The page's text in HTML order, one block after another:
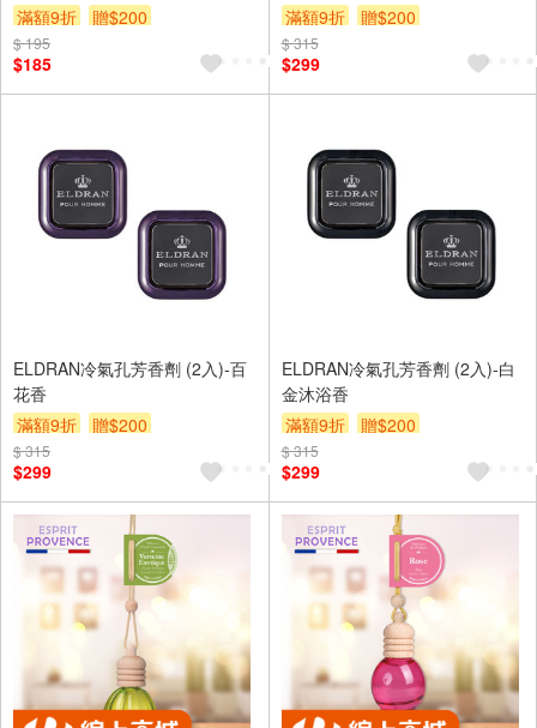
滿額9折
贈$200
$ 195
$185
滿額9折
贈$200
$ 315
$299
ELDRAN冷氣孔芳香劑 (2入)-百
花香
滿額9折
贈$200
$ 315
$299
ELDRAN冷氣孔芳香劑 (2入)-白
金沐浴香
滿額9折
贈$200
$ 315
$299